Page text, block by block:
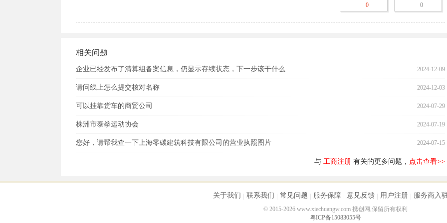
0 0
相关问题
企业已经发布了清算组备案信息，仍显示存续状态，下一步该干什么 2024-12-09
请问线上怎么提交核对名称 2024-12-03
可以挂靠货车的商贸公司 2024-07-29
株洲市泰拳运动协会 2024-07-19
您好，请帮我查一下上海零碳建筑科技有限公司的营业执照图片 2024-07-15
与 工商注册 有关的更多问题， 点击查看>>
关于我们 联系我们 常见问题 服务保障 意见反馈 用户注册 服务商入
© 2015-2026 www.xiechuangw.com 携创网,保留所有权利
粤ICP备15083055号